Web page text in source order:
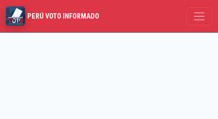
PERÚ VOTO INFORMADO